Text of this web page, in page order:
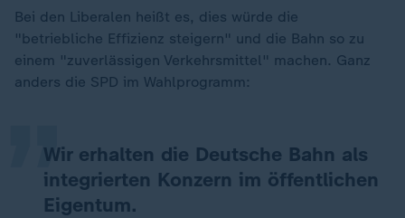
Bei den Liberalen heißt es, dies würde die
"betriebliche Effizienz steigern" und die Bahn so zu
einem "zuverlässigen Verkehrsmittel" machen. Ganz
anders die SPD im Wahlprogramm:
Wir erhalten die Deutsche Bahn als
integrierten Konzern im öffentlichen
Eigentum.
„